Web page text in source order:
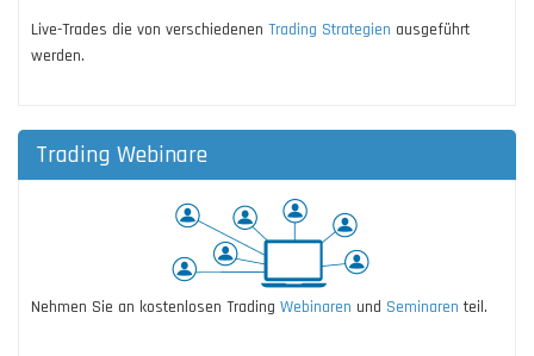
Live-Trades die von verschiedenen Trading Strategien ausgeführt
werden.
Trading Webinare
Nehmen Sie an kostenlosen Trading Webinaren und Seminaren teil.